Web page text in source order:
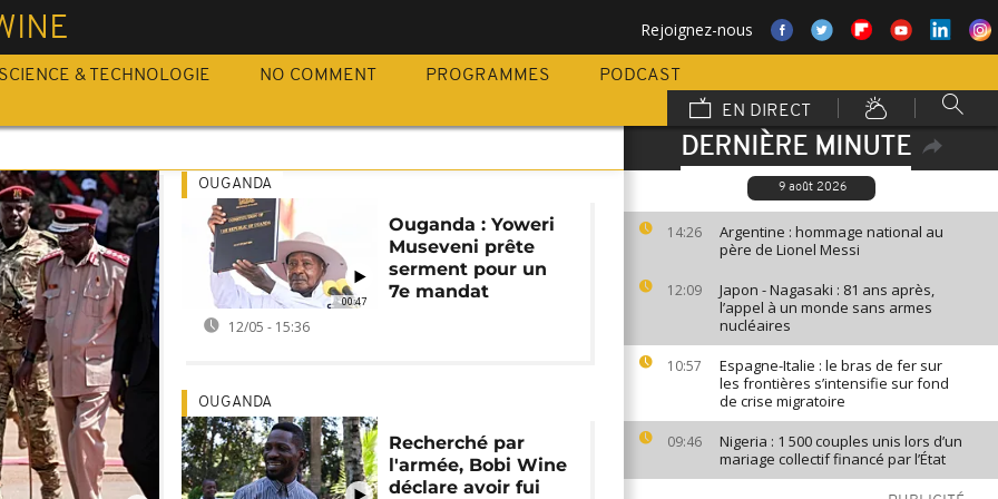
Rejoignez-nous
SCIENCE & TECHNOLOGIE NO COMMENT PROGRAMMES
PODCAST
EN DIRECT
DERNIÈRE MINUTE
9 août 2026
14:26
Argentine : hommage national au
père de Lionel Messi
12:09
Japon - Nagasaki : 81 ans après,
l’appel à un monde sans armes
nucléaires
10:57
Espagne-Italie : le bras de fer sur
les frontières s’intensifie sur fond
de crise migratoire
09:46
Nigeria : 1 500 couples unis lors d’un
mariage collectif financé par l’État
00:47
OUGANDA
Ouganda : Yoweri
Museveni prête
serment pour un
7e mandat
12/05 - 15:36
OUGANDA
Recherché par
l'armée, Bobi Wine
déclare avoir fui